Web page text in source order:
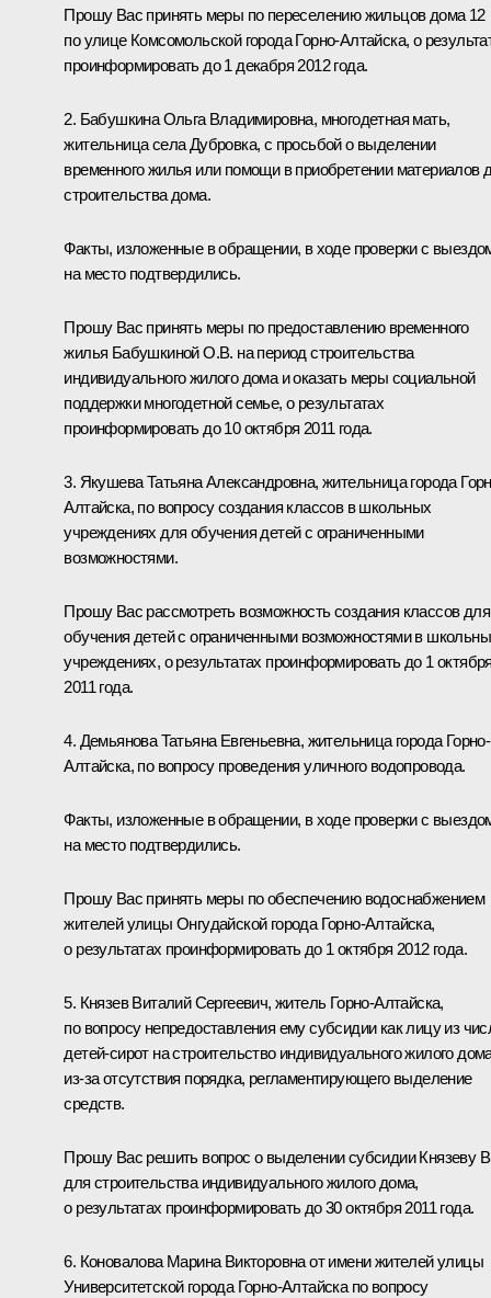
Прошу Вас принять меры по переселению жильцов дома 12
по улице Комсомольской города Горно-Алтайска, о
проинформировать до 1 декабря 2012 года.
2. Бабушкина Ольга Владимировна, многодетная мать,
жительница села Дубровка, с просьбой о выделении
временного жилья или помощи в приобретении материалов
строительства дома.
Факты, изложенные в обращении, в ходе проверки с
на место подтвердились.
Прошу Вас принять меры по предоставлению временного
жилья Бабушкиной О.В. на период строительства
индивидуального жилого дома и оказать меры социальной
поддержки многодетной семье, о результатах
проинформировать до 10 октября 2011 года.
3. Якушева Татьяна Александровна, жительница города
Алтайска, по вопросу создания классов в школьных
учреждениях для обучения детей с ограниченными
возможностями.
Прошу Вас рассмотреть возможность создания классов для
обучения детей с ограниченными возможностями в
учреждениях, о результатах проинформировать до 1
2011 года.
4. Демьянова Татьяна Евгеньевна, жительница города Горно-
Алтайска, по вопросу проведения уличного водопровода.
Факты, изложенные в обращении, в ходе проверки с
на место подтвердились.
Прошу Вас принять меры по обеспечению водоснабжением
жителей улицы Онгудайской города Горно-Алтайска,
о результатах проинформировать до 1 октября 2012 года.
5. Князев Виталий Сергеевич, житель Горно-Алтайска,
по вопросу непредоставления ему субсидии как лицу из
детей-сирот на строительство индивидуального жилого
из‑за отсутствия порядка, регламентирующего выделение
средств.
Прошу Вас решить вопрос о выделении субсидии Князеву
для строительства индивидуального жилого дома,
о результатах проинформировать до 30 октября 2011 года.
6. Коновалова Марина Викторовна от имени жителей улицы
Университетской города Горно-Алтайска по вопросу